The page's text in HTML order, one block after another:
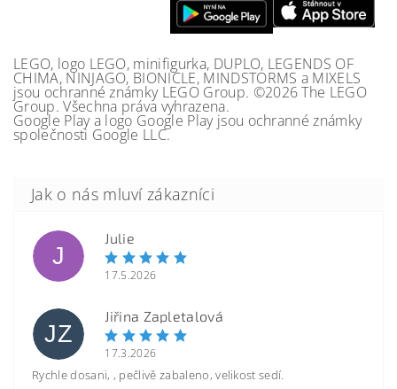
LEGO, logo LEGO, minifigurka, DUPLO, LEGENDS OF
CHIMA, NINJAGO, BIONICLE, MINDSTORMS a MIXELS
jsou ochranné známky LEGO Group. ©2026 The LEGO
Group. Všechna práva vyhrazena.
Google Play a logo Google Play jsou ochranné známky
společnosti Google LLC.
J
Julie
17.5.2026
JZ
Jiřina Zapletalová
17.3.2026
Rychle dosani, , pečlivě zabaleno, velikost sedí.